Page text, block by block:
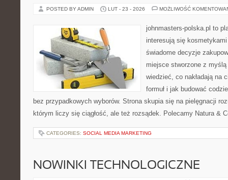
POSTED BY ADMIN LUT - 23 - 2026 MOŻLIWOŚĆ
johnmasters-polska.pl to
interesują się
świadome decyzje
miejsce stworzone z
wiedzieć, co nakładają na
formuł i jak budować
bez przypadkowych wyborów. Strona skupia się na pielęgnacji
którym liczy się ciągłość, ale też rozsądek. Polecamy Natura &
CATEGORIES: SOCIAL MEDIA MARKETING
NOWINKI TECHNOLOGICZNE